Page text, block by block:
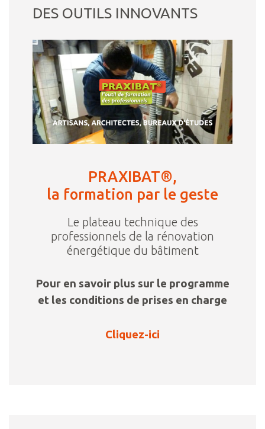
DES OUTILS INNOVANTS
PRAXIBAT®,
la formation par le geste
Le plateau technique des
professionnels de la rénovation
énergétique du bâtiment
Pour en savoir plus sur le programme
et les conditions de prises en charge
Cliquez-ici